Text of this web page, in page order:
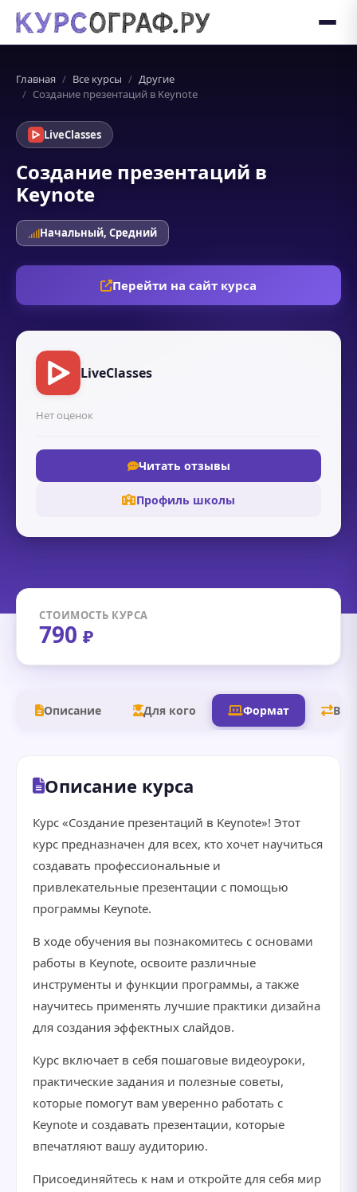
Главная Все курсы
Другие
Создание презентаций в Keynote
LiveClasses
Создание презентаций в
Keynote
Начальный, Средний
Перейти на сайт курса
LiveClasses
Нет оценок
Читать отзывы
Профиль школы
СТОИМОСТЬ КУРСА
790 ₽
Описание Для кого Формат В
Описание курса
Курс «Создание презентаций в Keynote»! Этот
курс предназначен для всех, кто хочет научиться
создавать профессиональные и
привлекательные презентации с помощью
программы Keynote.
В ходе обучения вы познакомитесь с основами
работы в Keynote, освоите различные
инструменты и функции программы, а также
научитесь применять лучшие практики дизайна
для создания эффектных слайдов.
Курс включает в себя пошаговые видеоуроки,
практические задания и полезные советы,
которые помогут вам уверенно работать с
Keynote и создавать презентации, которые
впечатляют вашу аудиторию.
Присоединяйтесь к нам и откройте для себя мир